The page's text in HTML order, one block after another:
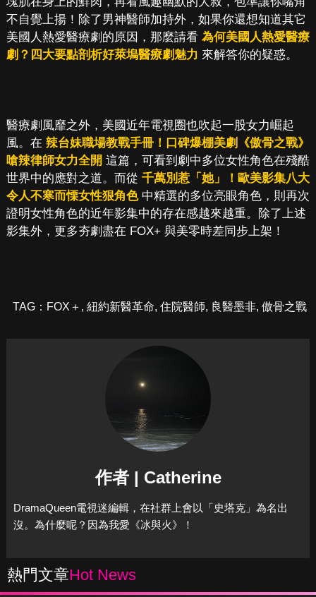
不自覺上揚！除了男神醫師加持外，如果你還想知道其它
美國人熱愛醫療劇的原因，那麼請看 為何美國人熱愛醫療
劇？四大要點剖析好萊塢醫療劇魅力 來解答你的疑惑。
醫療劇風靡之外，美國近年電視圈也吹起一股女力崛起
風。在 辣台妹職場教戰手冊！口碑爆棚美劇《傲骨之戰》
嗆辣律師女力全開 這篇，可看到劇中多位女性角色在殘酷
世界中的應對之道。而從 千萬別惹「她」！歐美影集八大
令人不寒而慄女性狠角色中精選的多位亮眼角色，則再次
證明女性角色的近年影集中的存在感越來越重。除了上述
影集外，更多夯劇盡在 FOX+ 與美零時差同步上架！
TAG： FOX＋ , 紐約新醫革命, 住院醫師, 良醫墨非, 傲骨之戰
作者 | Catherine
DramaQueen電視迷編輯，在社群上會以「史塔克」為名出
沒。為什麼呢？因為我愛《冰與火》！
熱門文章Hot News